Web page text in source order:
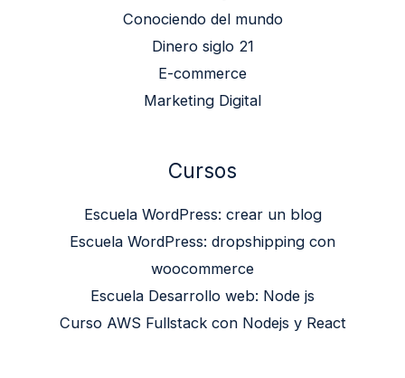
Conociendo del mundo
Dinero siglo 21
E-commerce
Marketing Digital
Cursos
Escuela WordPress: crear un blog
Escuela WordPress: dropshipping con
woocommerce
Escuela Desarrollo web: Node js
Curso AWS Fullstack con Nodejs y React